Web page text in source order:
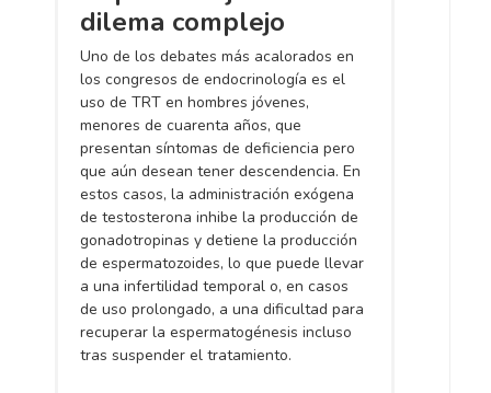
dilema complejo
Uno de los debates más acalorados en
los congresos de endocrinología es el
uso de TRT en hombres jóvenes,
menores de cuarenta años, que
presentan síntomas de deficiencia pero
que aún desean tener descendencia. En
estos casos, la administración exógena
de testosterona inhibe la producción de
gonadotropinas y detiene la producción
de espermatozoides, lo que puede llevar
a una infertilidad temporal o, en casos
de uso prolongado, a una dificultad para
recuperar la espermatogénesis incluso
tras suspender el tratamiento.